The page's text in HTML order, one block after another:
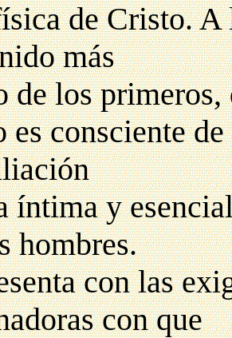
de Cristo. A
más
de los
es consciente
íntima y
hombres.
con las
con que